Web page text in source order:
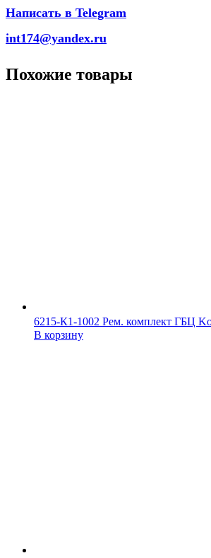
Написать в Telegram
int174@yandex.ru
Похожие товары
6215-К1-1002 Рем. комплект ГБЦ
В корзину